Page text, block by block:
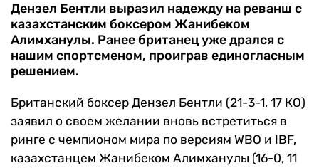
Дензел Бентли выразил надежду на реванш с
казахстанским боксером Жанибеком
Алимханулы. Ранее британец уже дрался с
нашим спортсменом, проиграв единогласным
решением.
Британский боксер Дензел Бентли (21-3-1, 17 КО)
заявил о своем желании вновь встретиться в
ринге с чемпионом мира по версиям WBO и IBF,
казахстанцем Жанибеком Алимханулы (16-0, 11